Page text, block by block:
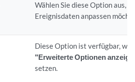
Wählen Sie diese Option aus,
Ereignisdaten anpassen
Diese Option ist verfügbar,
"Erweiterte Optionen
setzen.